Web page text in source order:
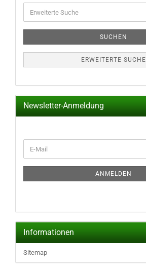
Suche
SUCHEN
ERWEITERTE SUCHE
Newsletter-Anmeldung
ZUR
E-
Mail
ANMELDEN
Informationen
Sitemap